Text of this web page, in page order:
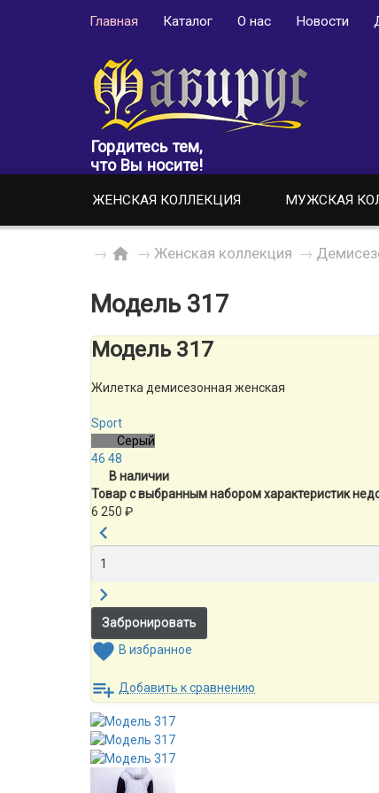
Главная Каталог О нас Новости
Гордитесь тем,
что Вы носите!
ЖЕНСКАЯ КОЛЛЕКЦИЯ МУЖСКАЯ
→ → Женская коллекция →
Модель 317
Модель 317
Жилетка демисезонная женская
Sport
Серый
46 48
В наличии
Товар с выбранным набором характеристик
6 250 ₽
В избранное
Добавить к сравнению